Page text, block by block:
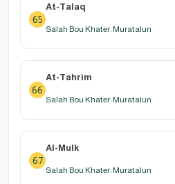
65
At-Talaq
Salah Bou Khater: Muratalun
66
At-Tahrim
Salah Bou Khater: Muratalun
67
Al-Mulk
Salah Bou Khater: Muratalun